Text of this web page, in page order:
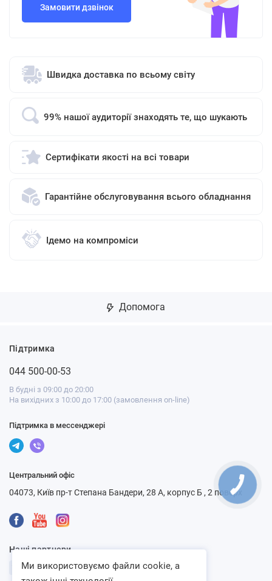
Замовити дзвінок
Швидка доставка по всьому світу
99% нашої аудиторії знаходять те, що шукають
Сертифікати якості на всі товари
Гарантійне обслуговування всього обладнання
Ідемо на компроміси
Допомога
Підтримка
044 500-00-53
В будні з 09:00 до 20:00
На вихідних з 10:00 до 17:00 (замовлення on-line)
Підтримка в мессенджері
Центральний офіс
04073, Київ пр-т Степана Бандери, 28 А, корпус Б , 2 поверх
Наші партнери
Ми використовуємо файли cookie, а